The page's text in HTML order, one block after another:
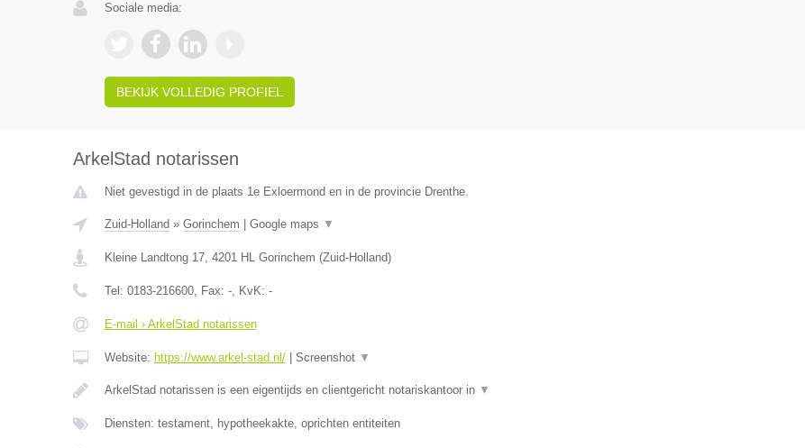
Sociale media:
BEKIJK VOLLEDIG PROFIEL
ArkelStad notarissen
Niet gevestigd in de plaats 1e Exloermond en in de provincie Drenthe.
Zuid-Holland » Gorinchem Google maps ▼
Kleine Landtong 17, 4201 HL Gorinchem (Zuid-Holland)
Tel: 0183-216600, Fax: -, KvK: -
E-mail › ArkelStad notarissen
Website: https://www.arkel-stad.nl/| Screenshot ▼
ArkelStad notarissen is een eigentijds en clientgericht notariskantoor in ▼
Diensten: testament, hypotheekakte, oprichten entiteiten